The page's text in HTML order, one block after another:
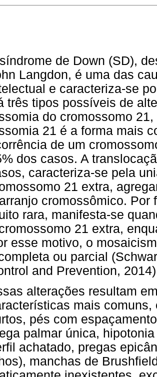
de Down (SD),
Langdon, é uma das
e caracteriza-se
três tipos possíveis de
do cromossomo
21 é a forma mais
de um
dos casos. A
caracteriza-se pela
21 extra,
cromossômico.
rara, manifesta-se
21 extra,
esse motivo, o
ou parcial
and Prevention,
alterações resultam
mais
pés com
palmar única,
achatado, pregas
manchas de